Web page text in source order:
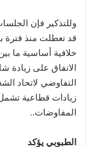
وللتذكير فإن
قد تعطلت منذ فترة
خلافية أساسية ما
الاتفاق على زيادة
التفاوضي لاتحاد
زيادات قطاعية
المفاوضات..
الطبوبي يؤكد